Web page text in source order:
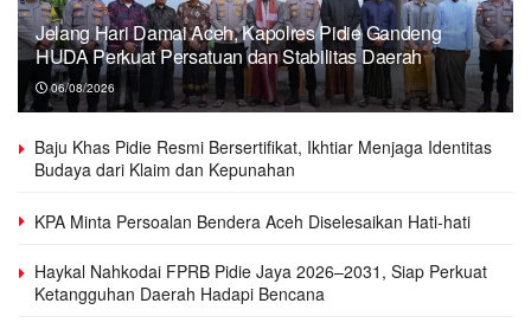
Jelang Hari Damai Aceh, Kapolres Pidie Gandeng
HUDA Perkuat Persatuan dan Stabilitas Daerah
06/08/2026
Baju Khas Pidie Resmi Bersertifikat, Ikhtiar Menjaga Identitas
Budaya dari Klaim dan Kepunahan
KPA Minta Persoalan Bendera Aceh Diselesaikan Hati-hati
Haykal Nahkodai FPRB Pidie Jaya 2026–2031, Siap Perkuat
Ketangguhan Daerah Hadapi Bencana